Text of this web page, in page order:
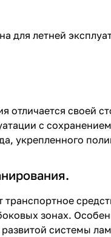
для летней
своей
с
укрепленного
зонах.
системы